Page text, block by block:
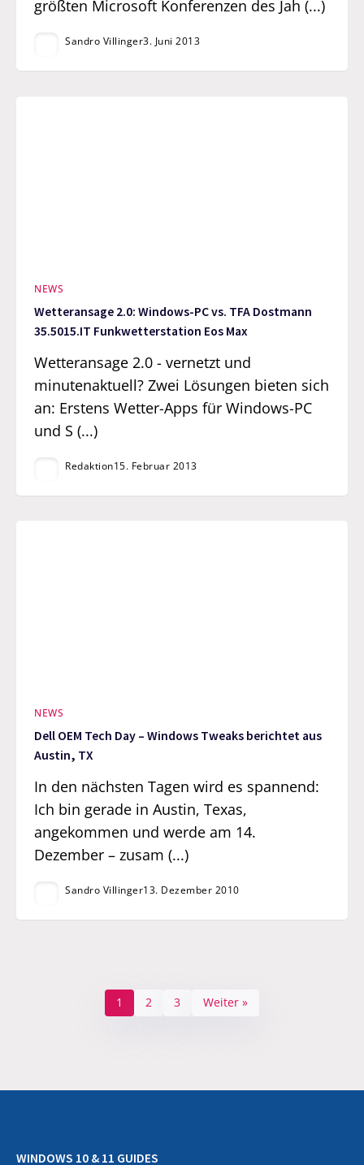
größten Microsoft Konferenzen des Jah (...)
Sandro Villinger3. Juni 2013
NEWS
Wetteransage 2.0: Windows-PC vs. TFA Dostmann
35.5015.IT Funkwetterstation Eos Max
Wetteransage 2.0 - vernetzt und
minutenaktuell? Zwei Lösungen bieten sich
an: Erstens Wetter-Apps für Windows-PC
und S (...)
Redaktion15. Februar 2013
NEWS
Dell OEM Tech Day – Windows Tweaks berichtet aus
Austin, TX
In den nächsten Tagen wird es spannend:
Ich bin gerade in Austin, Texas,
angekommen und werde am 14.
Dezember – zusam (...)
Sandro Villinger13. Dezember 2010
1 2 3 Weiter »
WINDOWS 10 & 11 GUIDES